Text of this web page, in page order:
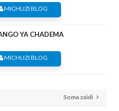
MICHUZI BLOG
YA CHADEMA
MICHUZI BLOG
Soma zaidi